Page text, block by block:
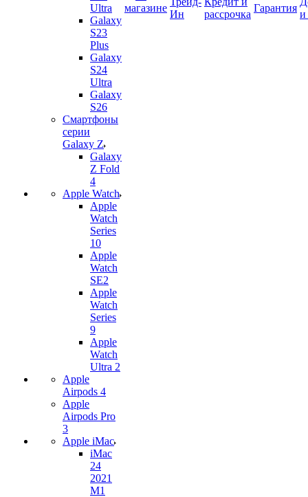
Ultra
Galaxy
S23
Plus
Galaxy
S24
Ultra
Galaxy
S26
Смартфоны
серии
Galaxy Z
Galaxy
Z Fold
4
Apple Watch
Apple
Watch
Series
10
Apple
Watch
SE2
Apple
Watch
Series
9
Apple
Watch
Ultra 2
Apple
Airpods 4
Apple
Airpods Pro
3
Apple iMac
iMac
24
2021
M1
магазине
Ин
рассрочка
Гарантия
и